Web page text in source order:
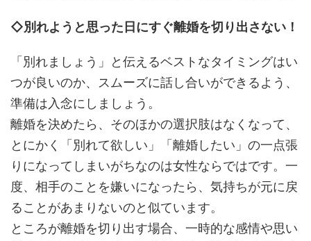
◇別れようと思った日にすぐ離婚を切り出さない！
「別れましょう」と伝えるベストなタイミングはい
つが良いのか、スムーズに話し合いができるよう、
準備は入念にしましょう。
離婚を決めたら、そのほかの選択肢はなくなって、
とにかく「別れて欲しい」「離婚したい」の一点張
りになってしまいがちなのは女性ならではです。一
度、相手のことを嫌いになったら、気持ちが元に戻
ることがあまりないのと似ています。
ところが離婚を切り出す場合、一時的な感情や思い